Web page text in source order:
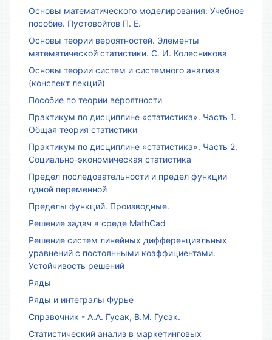
Основы математического моделирования: Учебное
пособие. Пустовойтов П. Е.
Основы теории вероятностей. Элементы
математической статистики. С. И. Колесникова
Основы теории систем и системного анализа
(конспект лекций)
Пособие по теории вероятности
Практикум по дисциплине «статистика». Часть 1.
Общая теория статистики
Практикум по дисциплине «статистика». Часть 2.
Социально-экономическая статистика
Предел последовательности и предел функции
одной переменной
Пределы функций. Производные.
Решение задач в среде MathCad
Решение систем линейных дифференциальных
уравнений с постоянными коэффициентами.
Устойчивость решений
Ряды
Ряды и интегралы Фурье
Справочник - А.А. Гусак, В.М. Гусак.
Статистический анализ в маркетинговых